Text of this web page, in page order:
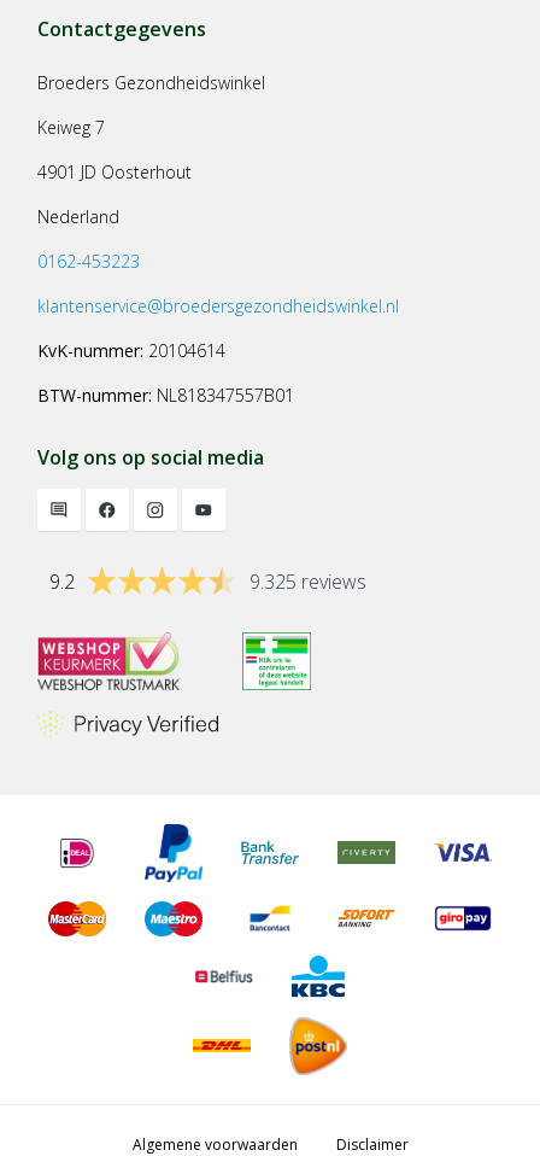
Contactgegevens
Broeders Gezondheidswinkel
Keiweg 7
4901 JD Oosterhout
Nederland
0162-453223
klantenservice@broedersgezondheidswinkel.nl
KvK-nummer: 20104614
BTW-nummer: NL818347557B01
Volg ons op social media
9.2 9.325 reviews
Algemene voorwaarden Disclaimer